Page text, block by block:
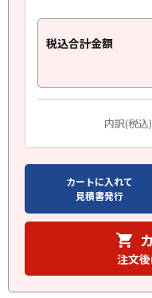
税込合計金額
内訳(税
カートに入れて
見積書発行
注文